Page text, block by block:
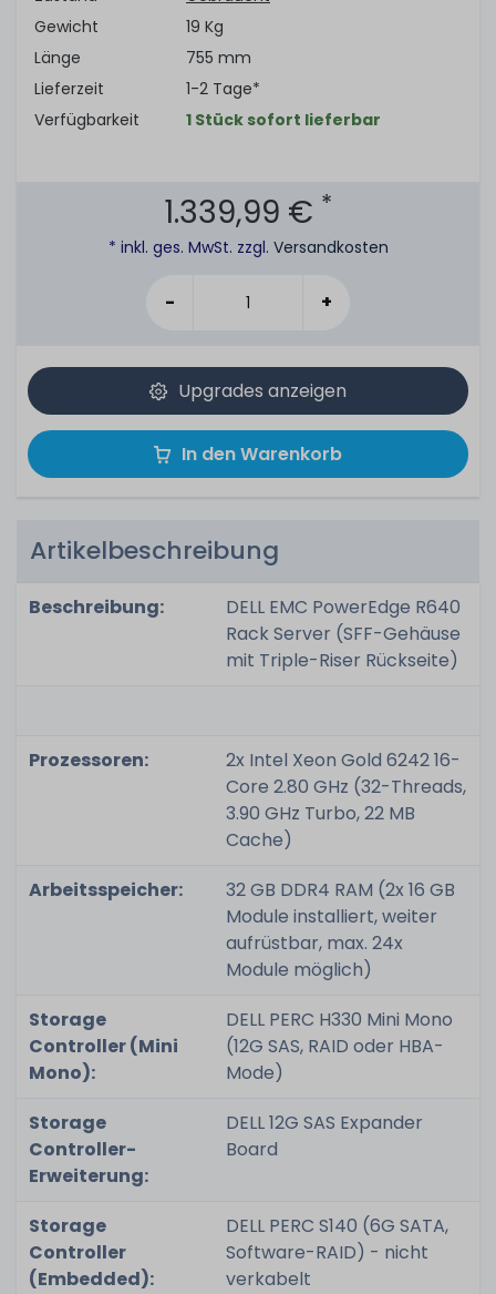
Gewicht
19 Kg
Länge
755 mm
Lieferzeit
1-2 Tage*
Verfügbarkeit
1 Stück sofort lieferbar
1.339,99 € *
* inkl. ges. MwSt. zzgl. Versandkosten
- +
Upgrades anzeigen
In den Warenkorb
Artikelbeschreibung
Beschreibung:
DELL EMC PowerEdge R640
Rack Server (SFF-Gehäuse
mit Triple-Riser Rückseite)
Prozessoren:
2x Intel Xeon Gold 6242 16-
Core 2.80 GHz (32-Threads,
3.90 GHz Turbo, 22 MB
Cache)
Arbeitsspeicher:
32 GB DDR4 RAM (2x 16 GB
Module installiert, weiter
aufrüstbar, max. 24x
Module möglich)
Storage
Controller (Mini
Mono):
DELL PERC H330 Mini Mono
(12G SAS, RAID oder HBA-
Mode)
Storage
Controller-
Erweiterung:
DELL 12G SAS Expander
Board
Storage
Controller
(Embedded):
DELL PERC S140 (6G SATA,
Software-RAID) - nicht
verkabelt